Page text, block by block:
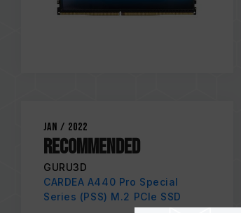
Jan / 2022
Recommended
GURU3D
CARDEA A440 Pro Special
Series (PSS) M.2 PCIe SSD